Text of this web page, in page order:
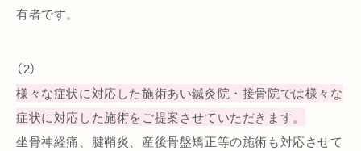
有者です。
（2）
様々な症状に対応した施術あい鍼灸院・接骨院では様々な
症状に対応した施術をご提案させていただきます。
坐骨神経痛、腱鞘炎、産後骨盤矯正等の施術も対応させて